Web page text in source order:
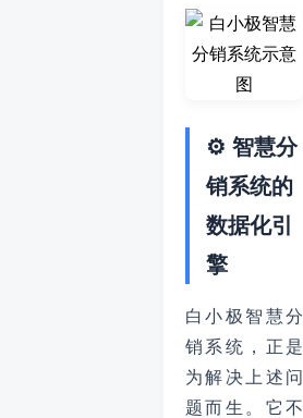
⚙️ 智慧分
销系统的
数据化引
擎
白小极智慧分
销系统，正是
为解决上述问
题而生。它不